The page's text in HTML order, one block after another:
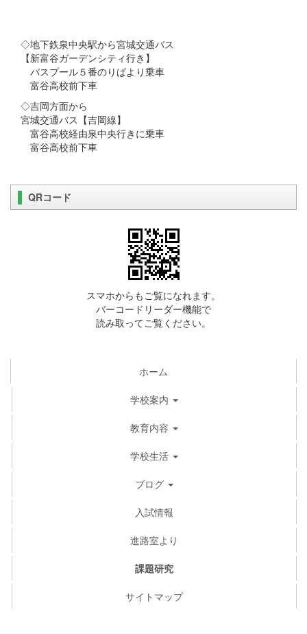
◇地下鉄泉中央駅から宮城交通バス
【新富谷ガーデンシティ行き】
バスプール５番のりばより乗車
富谷高校前下車
◇吉岡方面から
宮城交通バス【吉岡線】
富谷高校経由泉中央行きに乗車
富谷高校前下車
QRコード
スマホからもご覧になれます。
バーコードリーダー機能で
読み取ってご覧ください。
ホーム
学校案内
教育内容
学校生活
ブログ
入試情報
進路室より
課題研究
サイトマップ